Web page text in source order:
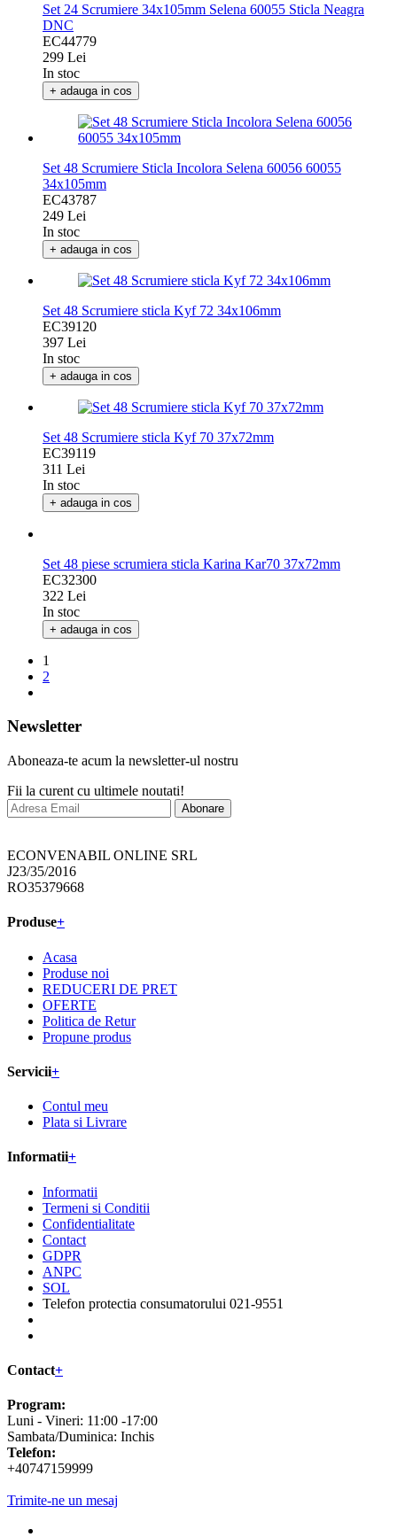
Set 24 Scrumiere 34x105mm Selena 60055 Sticla Neagra
DNC
EC44779
299 Lei
In stoc
+ adauga in cos
Set 48 Scrumiere Sticla Incolora Selena 60056 60055
34x105mm
EC43787
249 Lei
In stoc
+ adauga in cos
Set 48 Scrumiere sticla Kyf 72 34x106mm
EC39120
397 Lei
In stoc
+ adauga in cos
Set 48 Scrumiere sticla Kyf 70 37x72mm
EC39119
311 Lei
In stoc
+ adauga in cos
Set 48 piese scrumiera sticla Karina Kar70 37x72mm
EC32300
322 Lei
In stoc
+ adauga in cos
1
2
Newsletter
Aboneaza-te acum la newsletter-ul nostru
Fii la curent cu ultimele noutati!
Abonare
ECONVENABIL ONLINE SRL
J23/35/2016
RO35379668
Produse+
Acasa
Produse noi
REDUCERI DE PRET
OFERTE
Politica de Retur
Propune produs
Servicii+
Contul meu
Plata si Livrare
Informatii+
Informatii
Termeni si Conditii
Confidentialitate
Contact
GDPR
ANPC
SOL
Telefon protectia consumatorului 021-9551
Contact+
Program:
Luni - Vineri: 11:00 -17:00
Sambata/Duminica: Inchis
Telefon:
+40747159999
Trimite-ne un mesaj